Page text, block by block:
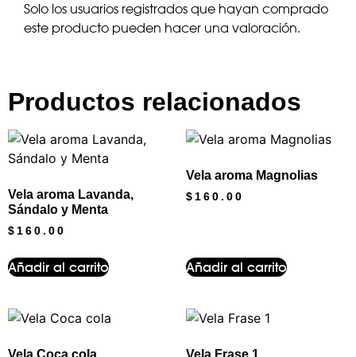
Solo los usuarios registrados que hayan comprado
este producto pueden hacer una valoración.
Productos relacionados
Vela aroma Lavanda,
Sándalo y Menta
$ 160.00
Añadir al carrito
Vela aroma Magnolias
$ 160.00
Añadir al carrito